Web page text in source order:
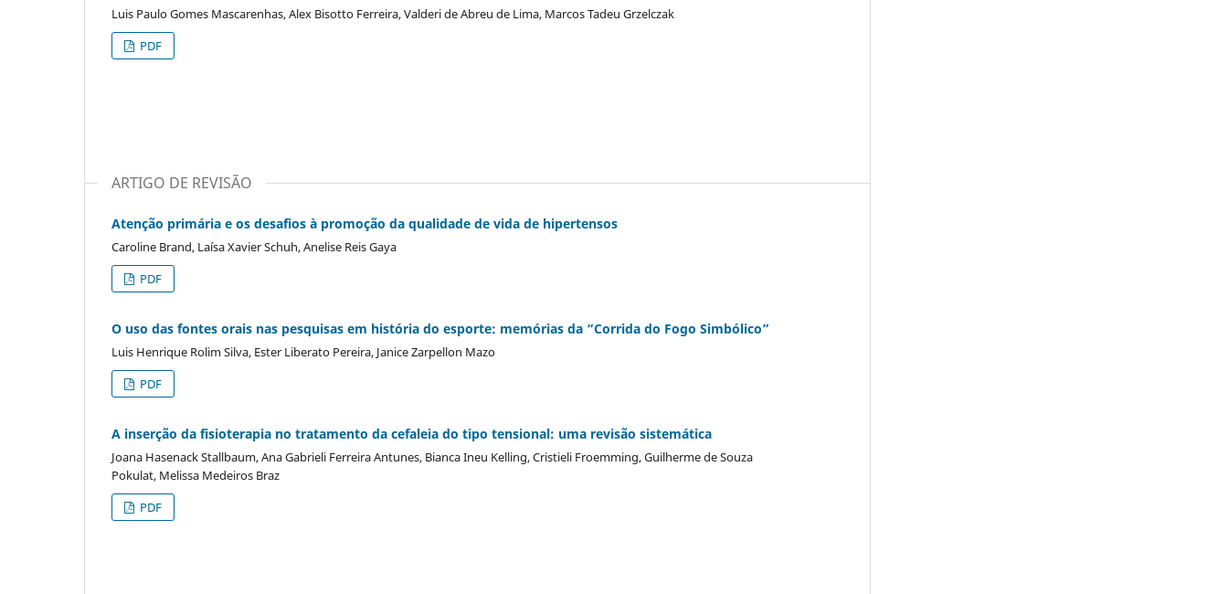
Luis Paulo Gomes Mascarenhas, Alex Bisotto Ferreira, Valderi de Abreu de Lima, Marcos Tadeu Grzelczak
PDF
ARTIGO DE REVISÃO
Atenção primária e os desafios à promoção da qualidade de vida de hipertensos
Caroline Brand, Laísa Xavier Schuh, Anelise Reis Gaya
PDF
O uso das fontes orais nas pesquisas em história do esporte: memórias da “Corrida do Fogo Simbólico”
Luis Henrique Rolim Silva, Ester Liberato Pereira, Janice Zarpellon Mazo
PDF
A inserção da fisioterapia no tratamento da cefaleia do tipo tensional: uma revisão sistemática
Joana Hasenack Stallbaum, Ana Gabrieli Ferreira Antunes, Bianca Ineu Kelling, Cristieli Froemming, Guilherme de Souza
Pokulat, Melissa Medeiros Braz
PDF